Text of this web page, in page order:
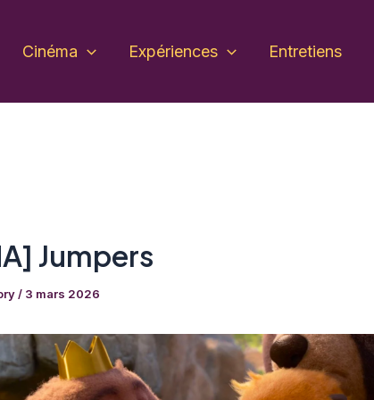
Cinéma Expériences Entretiens
Jumpers
/ 3 mars 2026